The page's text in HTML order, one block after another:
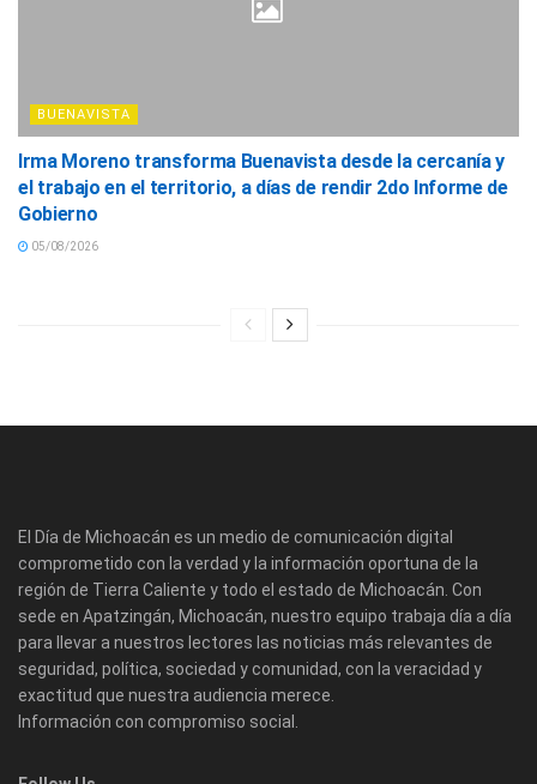
BUENAVISTA
Irma Moreno transforma Buenavista desde la cercanía y
el trabajo en el territorio, a días de rendir 2do Informe de
Gobierno
05/08/2026
El Día de Michoacán es un medio de comunicación digital
comprometido con la verdad y la información oportuna de la
región de Tierra Caliente y todo el estado de Michoacán. Con
sede en Apatzingán, Michoacán, nuestro equipo trabaja día a día
para llevar a nuestros lectores las noticias más relevantes de
seguridad, política, sociedad y comunidad, con la veracidad y
exactitud que nuestra audiencia merece.
Información con compromiso social.